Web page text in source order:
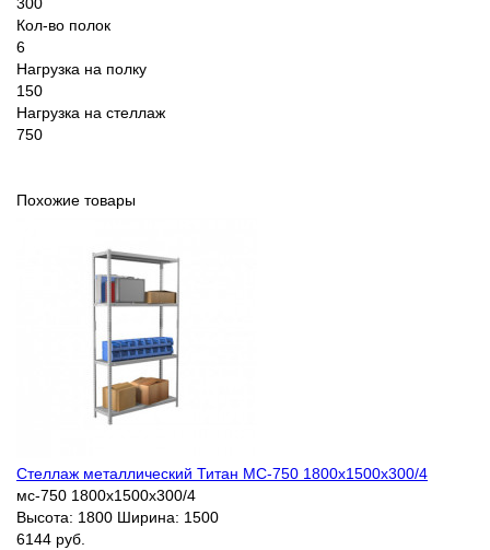
300
Кол-во полок
6
Нагрузка на полку
150
Нагрузка на стеллаж
750
Похожие товары
Стеллаж металлический Титан МС-750 1800х1500х300/4
мс-750 1800х1500х300/4
Высота: 1800 Ширина: 1500
6144 руб.